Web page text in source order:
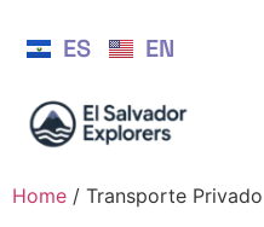
ES EN
Home / Transporte Privado